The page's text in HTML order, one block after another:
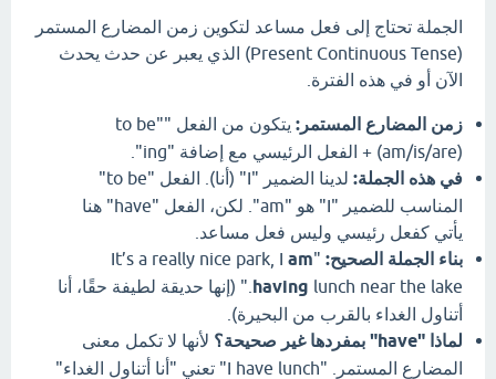
الجملة تحتاج إلى فعل مساعد لتكوين زمن المضارع المستمر
(Present Continuous Tense) الذي يعبر عن حدث يحدث
الآن أو في هذه الفترة.
زمن المضارع المستمر:
يتكون من الفعل "to be"
(am/is/are) + الفعل الرئيسي مع إضافة "ing".
في هذه الجملة:
لدينا الضمير "I" (أنا). الفعل "to be"
المناسب للضمير "I" هو "am". لكن، الفعل "have" هنا
يأتي كفعل رئيسي وليس فعل مساعد.
بناء الجملة الصحيح: "It’s a really nice park, I
am
having lunch near the lake." (إنها حديقة لطيفة حقًا، أنا
أتناول الغداء بالقرب من البحيرة).
لماذا "have" بمفردها غير صحيحة؟
لأنها لا تكمل معنى
المضارع المستمر. "I have lunch" تعني "أنا أتناول الغداء"